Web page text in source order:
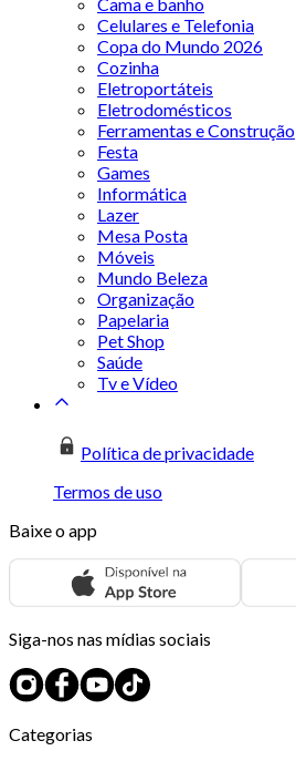
Cama e banho
Celulares e Telefonia
Copa do Mundo 2026
Cozinha
Eletroportáteis
Eletrodomésticos
Ferramentas e Construção
Festa
Games
Informática
Lazer
Mesa Posta
Móveis
Mundo Beleza
Organização
Papelaria
Pet Shop
Saúde
Tv e Vídeo
Política de privacidade
Termos de uso
Baixe o app
Siga-nos nas mídias sociais
Categorias